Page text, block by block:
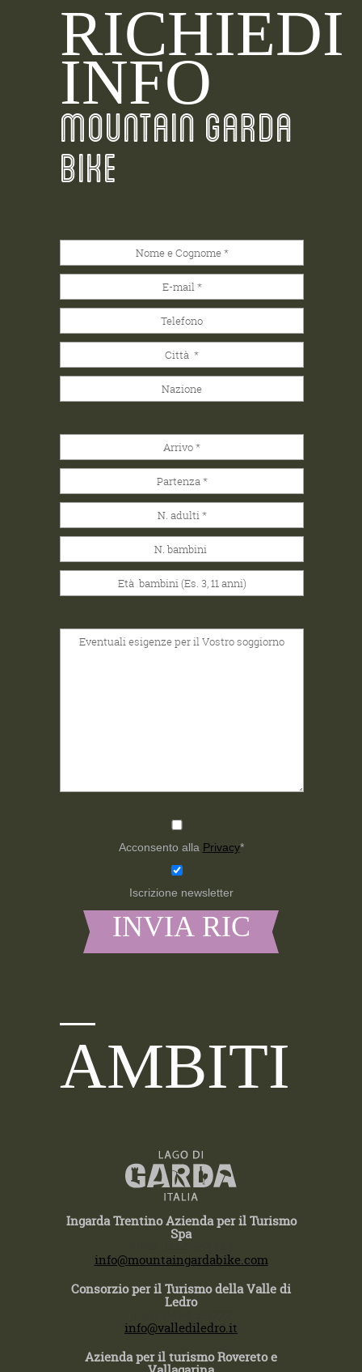
RICHIEDI
INFO
MOUNTAIN GARDA
BIKE
Acconsento alla Privacy*
Iscrizione newsletter
AMBITI
Ingarda Trentino Azienda per il Turismo
Spa
info@mountaingardabike.com
Consorzio per il Turismo della Valle di
Ledro
info@vallediledro.it
Azienda per il turismo Rovereto e